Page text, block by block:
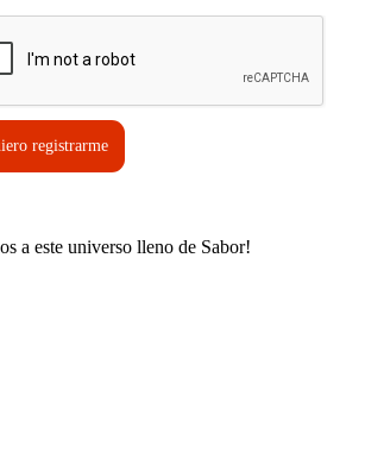
registrarme
a este universo lleno de Sabor!